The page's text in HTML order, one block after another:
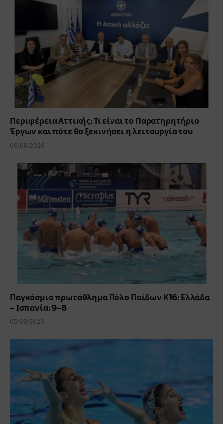
Περιφέρεια Αττικής: Τι είναι το Παρατηρητήριο
Έργων και πότε θα ξεκινήσει η λειτουργία του
06/08/2026
Παγκόσμιο πρωτάθλημα Πόλο Παίδων Κ16: Ελλάδα
– Ισπανία: 9-8
05/08/2026